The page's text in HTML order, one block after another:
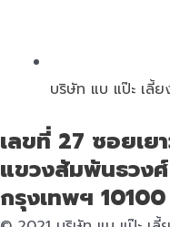
บริษัท แบ แป๊ะ เลี้
เลขที่ 27 ซอยเ
แขวงสัมพันธวง
กรุงเทพฯ 10100